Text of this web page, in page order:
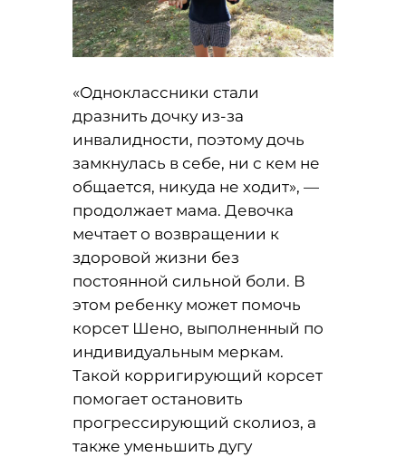
«Одноклассники стали
дразнить дочку из-за
инвалидности, поэтому дочь
замкнулась в себе, ни с кем не
общается, никуда не ходит», —
продолжает мама. Девочка
мечтает о возвращении к
здоровой жизни без
постоянной сильной боли. В
этом ребенку может помочь
корсет Шено, выполненный по
индивидуальным меркам.
Такой корригирующий корсет
помогает остановить
прогрессирующий сколиоз, а
также уменьшить дугу